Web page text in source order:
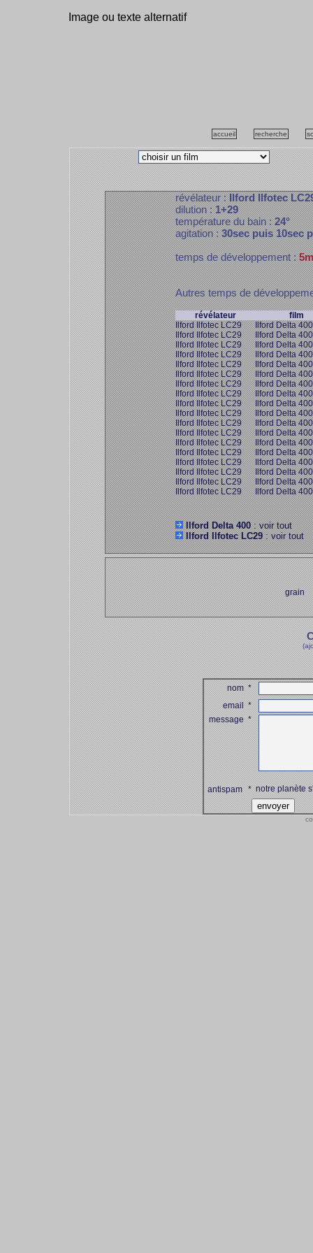
Image ou texte alternatif
accueil recherche
révélateur :Ilford Ilfotec
dilution :1+29
température du bain :24°
agitation :30sec puis 10sec
temps de développement :
Autres temps de
révélateur
film
Ilford Ilfotec LC29
Ilford Delta 400
Ilford Ilfotec LC29
Ilford Delta 400
Ilford Ilfotec LC29
Ilford Delta 400
Ilford Ilfotec LC29
Ilford Delta 400
Ilford Ilfotec LC29
Ilford Delta 400
Ilford Ilfotec LC29
Ilford Delta 400
Ilford Ilfotec LC29
Ilford Delta 400
Ilford Ilfotec LC29
Ilford Delta 400
Ilford Ilfotec LC29
Ilford Delta 400
Ilford Ilfotec LC29
Ilford Delta 400
Ilford Ilfotec LC29
Ilford Delta 400
Ilford Ilfotec LC29
Ilford Delta 400
Ilford Ilfotec LC29
Ilford Delta 400
Ilford Ilfotec LC29
Ilford Delta 400
Ilford Ilfotec LC29
Ilford Delta 400
Ilford Ilfotec LC29
Ilford Delta 400
Ilford Ilfotec LC29
Ilford Delta 400
Ilford Ilfotec LC29
Ilford Delta 400
Ilford Delta 400: voir tout
Ilford Ilfotec LC29: voir tout
grain
nom*
email*
message*
antispam *notre planète